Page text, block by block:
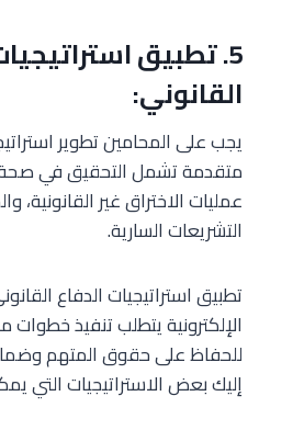
5. تطبيق
القانوني:
يجب على المحامين تطوير
متقدمة تشمل التحقيق في صحة
عمليات الاختراق غير القانونية،
التشريعات السارية.
تطبيق استراتيجيات الدفاع
الإلكترونية يتطلب تنفيذ
للحفاظ على حقوق المتهم
إليك بعض الاستراتيجيات التي